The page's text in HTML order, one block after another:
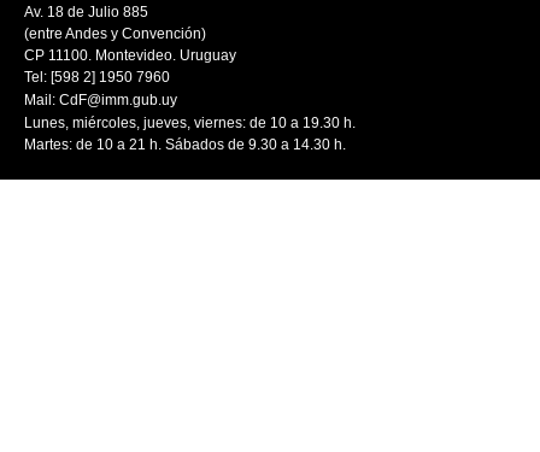
Av. 18 de Julio 885
(entre Andes y Convención)
CP 11100. Montevideo. Uruguay
Tel: [598 2] 1950 7960
Mail: CdF@imm.gub.uy
Lunes, miércoles, jueves, viernes: de 10 a 19.30 h.
Martes: de 10 a 21 h. Sábados de 9.30 a 14.30 h.